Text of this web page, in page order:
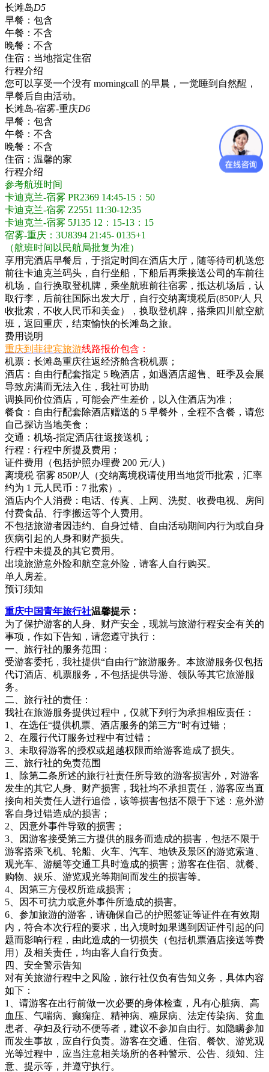
长滩岛D5
早餐： 包含
午餐： 不含
晚餐： 不含
住宿： 当地指定住宿
行程介绍
您可以享受一个没有 morningcall 的早晨，一觉睡到自然醒，
早餐后自由活动。
长滩岛-宿雾-重庆D6
早餐： 包含
午餐： 不含
晚餐： 不含
住宿： 温馨的家
行程介绍
参考航班时间
卡迪克兰-宿雾 PR2369 14:45-15：50
卡迪克兰-宿雾 Z2551 11:30-12:35
卡迪克兰-宿雾 5J135 12：15-13：15
宿雾-重庆：3U8394 21:45- 0135+1
（航班时间以民航局批复为准）
享用完酒店早餐后，于指定时间在酒店大厅，随等待司机送您
前往卡迪克兰码头，自行坐船，下船后再乘接送公司的车前往
机场，自行换取登机牌，乘坐航班前往宿雾，抵达机场后，认
取行李，后前往国际出发大厅，自行交纳离境税后(850P/人 只
收批索，不收人民币和美金），换取登机牌，搭乘四川航空航
班，返回重庆，结束愉快的长滩岛之旅。
费用说明
重庆到菲律宾旅游线路报价包含：
机票：长滩岛重庆往返经济舱含税机票；
酒店：自由行配套指定 5 晚酒店，如遇酒店超售、旺季及会展
导致房满而无法入住，我社可协助
调换同价位酒店，可能会产生差价，以入住酒店为准；
餐食：自由行配套除酒店赠送的 5 早餐外，全程不含餐，请您
自己探访当地美食；
交通：机场-指定酒店往返接送机；
行程：行程中所提及费用；
证件费用（包括护照办理费 200 元/人）
离境税 宿雾 850P/人（交纳离境税请使用当地货币批索，汇率
约为 1 元人民币：7 批索）。
酒店内个人消费：电话、传真、上网、洗熨、收费电视、房间
付费食品、行李搬运等个人费用。
不包括旅游者因违约、自身过错、自由活动期间内行为或自身
疾病引起的人身和财产损失。
行程中未提及的其它费用。
出境旅游意外险和航空意外险，请客人自行购买。
单人房差。
预订须知
重庆中国青年旅行社温馨提示：
为了保护游客的人身、财产安全，现就与旅游行程安全有关的
事项，作如下告知，请您遵守执行：
一、旅行社的服务范围：
受游客委托，我社提供“自由行”旅游服务。本旅游服务仅包括
代订酒店、机票服务，不包括提供导游、领队等其它旅游服
务。
二、旅行社的责任：
我社在旅游服务提供过程中，仅就下列行为承担相应责任：
1、在选任“提供机票、酒店服务的第三方”时有过错；
2、在履行代订服务过程中有过错；
3、未取得游客的授权或超越权限而给游客造成了损失。
三、旅行社的免责范围
1、除第二条所述的旅行社责任所导致的游客损害外，对游客
发生的其它人身、财产损害，我社均不承担责任，游客应当直
接向相关责任人进行追偿，该等损害包括不限于下述：意外游
客自身过错造成的损害；
2、因意外事件导致的损害；
3、因游客接受第三方提供的服务而造成的损害，包括不限于
游客搭乘飞机、轮船、火车、汽车、地铁及景区的游览索道、
观光车、游艇等交通工具时造成的损害；游客在住宿、就餐、
购物、娱乐、游览观光等期间而发生的损害等。
4、因第三方侵权所造成损害；
5、因不可抗力或意外事件所造成的损害。
6、参加旅游的游客，请确保自己的护照签证等证件在有效期
内，符合本次行程的要求，出入境时如果遇到因证件引起的问
题而影响行程，由此造成的一切损失（包括机票酒店接送等费
用）及相关责任，均由客人自行负责。
四、安全警示告知
对有关旅游行程中之风险，旅行社仅负有告知义务，具体内容
如下：
1、请游客在出行前做一次必要的身体检查，凡有心脏病、高
血压、气喘病、癫痫症、精神病、糖尿病、法定传染病、贫血
患者、孕妇及行动不便等者，建议不参加自由行。如隐瞒参加
而发生事故，应自行负责。游客在交通、住宿、餐饮、游览观
光等过程中，应当注意相关场所的各种警示、公告、须知、注
意、提示等，并遵守执行。